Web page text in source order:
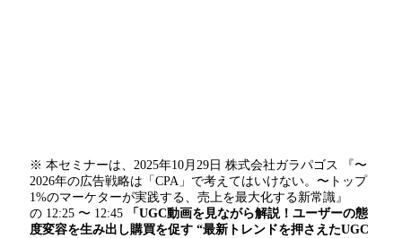
※ 本セミナーは、2025年10月29日 株式会社ガラパゴス 『〜
2026年の広告戦略は「CPA」で考えてはいけない。〜トップ
1%のマーケターが実践する、売上を最大化する新常識』
の 12:25 〜 12:45 「UGC動画を見ながら解説！ユーザーの態
度変容を生み出し購買を促す “最新トレンドを押さえたUGC